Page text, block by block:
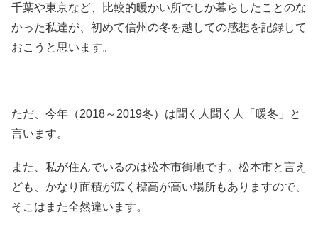
千葉や東京など、比較的暖かい所でしか暮らしたことのな
かった私達が、初めて信州の冬を越しての感想を記録して
おこうと思います。
ただ、今年（2018～2019冬）は聞く人聞く人「暖冬」と
言います。
また、私が住んでいるのは松本市街地です。松本市と言え
ども、かなり面積が広く標高が高い場所もありますので、
そこはまた全然違います。